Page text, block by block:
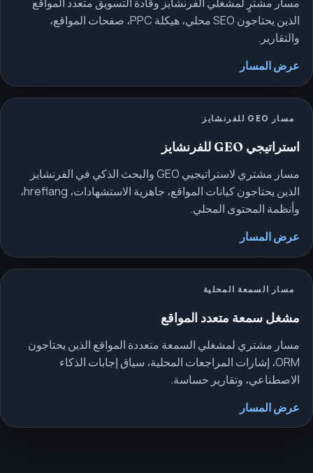
الذين يحتاجون SEO محلي، هيكلة PPC، صفحات المواقع،
والتقارير.
عرض المسار
مسار GEO للفرنشايز
استراتيجي GEO للفرنشايز
مسار مشتري لاستراتيجيي GEO والبحث الذكي في الفرنشايز
الذين يحتاجون كيانات المواقع، جاهزية الاستشهادات، hreflang،
وأنظمة المحتوى المحلي.
عرض المسار
مسار السمعة المحلية
مشغل سمعة متعدد المواقع
مسار مشتري لمشغلي السمعة متعددة المواقع الذين يحتاجون
ORM، إشارات المراجعات المحلية، سياق إجابات الذكاء
الاصطناعي، وتقارير حساسة.
عرض المسار